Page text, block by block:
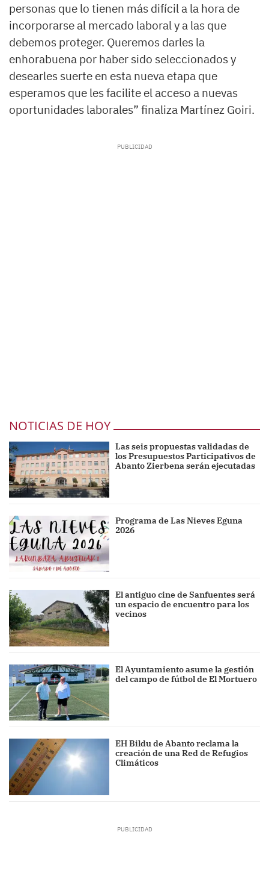
personas que lo tienen más difícil a la hora de
incorporarse al mercado laboral y a las que
debemos proteger. Queremos darles la
enhorabuena por haber sido seleccionados y
desearles suerte en esta nueva etapa que
esperamos que les facilite el acceso a nuevas
oportunidades laborales” finaliza Martínez Goiri.
NOTICIAS DE HOY
Las seis propuestas validadas de
los Presupuestos Participativos de
Abanto Zierbena serán ejecutadas
Programa de Las Nieves Eguna
2026
El antiguo cine de Sanfuentes será
un espacio de encuentro para los
vecinos
El Ayuntamiento asume la gestión
del campo de fútbol de El Mortuero
EH Bildu de Abanto reclama la
creación de una Red de Refugios
Climáticos